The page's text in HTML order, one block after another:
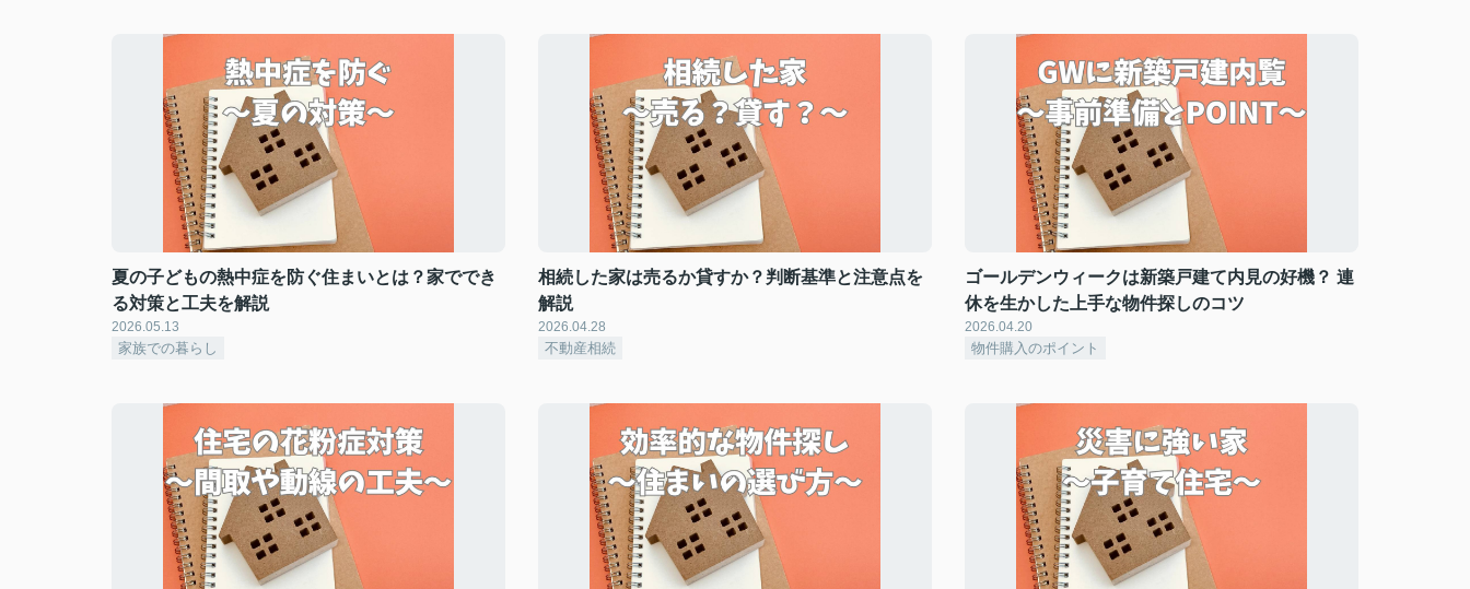
夏の子どもの熱中症を防ぐ住まいとは？家ででき
る対策と工夫を解説
2026.05.13
家族での暮らし
相続した家は売るか貸すか？判断基準と注意点を
解説
2026.04.28
不動産相続
ゴールデンウィークは新築戸建て内見の好機？ 連
休を生かした上手な物件探しのコツ
2026.04.20
物件購入のポイント